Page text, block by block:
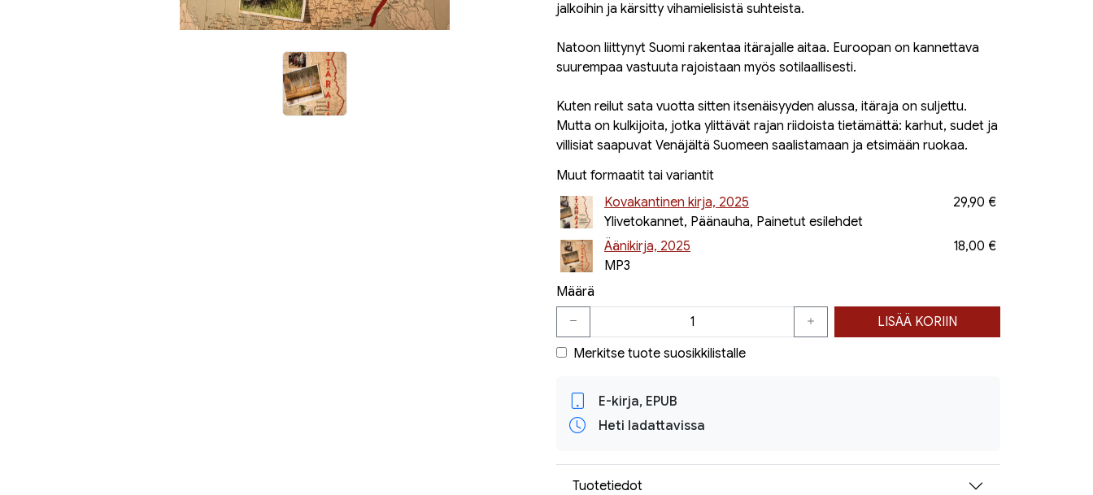
jalkoihin ja kärsitty vihamielisistä suhteista.
Natoon liittynyt Suomi rakentaa itärajalle aitaa. Euroopan on kannettava
suurempaa vastuuta rajoistaan myös sotilaallisesti.
Kuten reilut sata vuotta sitten itsenäisyyden alussa, itäraja on suljettu.
Mutta on kulkijoita, jotka ylittävät rajan riidoista tietämättä: karhut, sudet ja
villisiat saapuvat Venäjältä Suomeen saalistamaan ja etsimään ruokaa.
Muut formaatit tai variantit
Kovakantinen kirja, 2025
Ylivetokannet, Päänauha, Painetut esilehdet
29,90 €
Äänikirja, 2025
MP3
18,00 €
Määrä
LISÄÄ KORIIN
Merkitse tuote suosikkilistalle
E-kirja, EPUB
Heti ladattavissa
Tuotetiedot